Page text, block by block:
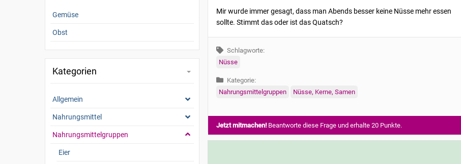
Mir wurde immer gesagt, dass man Abends besser keine Nüsse mehr essen
sollte. Stimmt das oder ist das Quatsch?
Schlagworte:
Nüsse
Kategorie:
Nahrungsmittelgruppen
Nüsse, Kerne, Samen
Jetzt mitmachen! Beantworte diese Frage und erhalte 20 Punkte.
Gemüse
Obst
Kategorien
Allgemein
Nahrungsmittel
Nahrungsmittelgruppen
Eier